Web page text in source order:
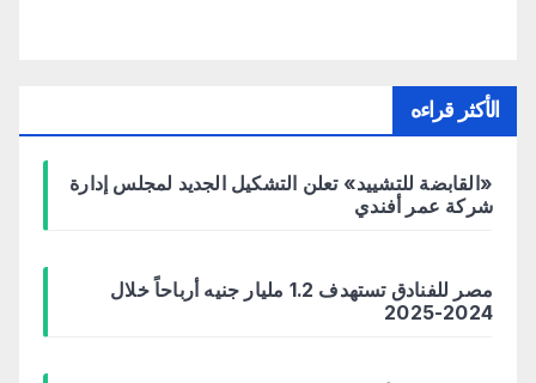
الأكثر قراءه
«القابضة للتشييد» تعلن التشكيل الجديد لمجلس إدارة
شركة عمر أفندي
مصر للفنادق تستهدف 1.2 مليار جنيه أرباحاً خلال
2024-2025